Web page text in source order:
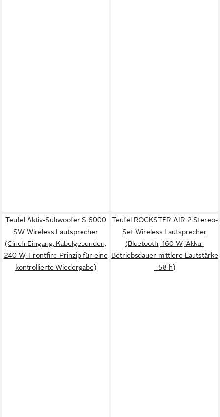
Teufel Aktiv-Subwoofer S 6000
SW Wireless Lautsprecher
(Cinch-Eingang, Kabelgebunden,
240 W, Frontfire-Prinzip für eine
kontrollierte Wiedergabe)
Teufel ROCKSTER AIR 2 Stereo-
Set Wireless Lautsprecher
(Bluetooth, 160 W, Akku-
Betriebsdauer mittlere Lautstärke
- 58 h)